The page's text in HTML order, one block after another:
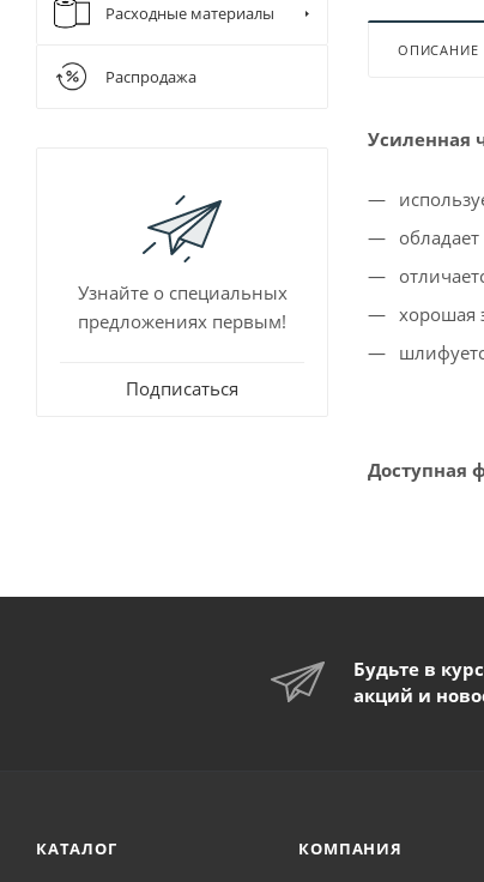
ОПИСАНИЕ
Усиленная
хорошая
Доступная
Для
Расходные материалы
Распродажа
Узнайте о специальных
предложениях первым!
Подписаться
Будьте в
акций и
КАТАЛОГ КОМПАНИЯ